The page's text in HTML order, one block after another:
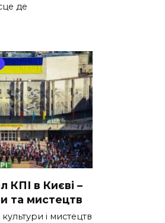
де
КПІ в Києві –
та мистецтв
і мистецтв